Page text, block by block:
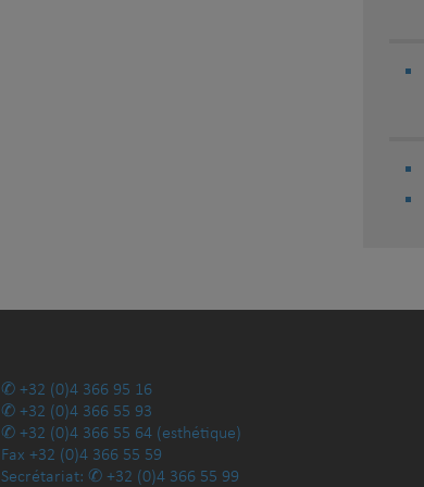
+32 (0)4 366 95 16
+32 (0)4 366 55 93
+32 (0)4 366 55 64 (esthétique)
Fax +32 (0)4 366 55 59
Secrétariat:
+32 (0)4 366 55 99